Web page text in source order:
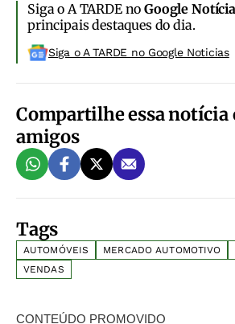
Siga o A TARDE noGoogle
principais destaques do dia.
Siga o A TARDE no Google Noticias
Compartilhe essa notícia
amigos
Tags
AUTOMÓVEIS MERCADO AUTOMOTIVO
VENDAS